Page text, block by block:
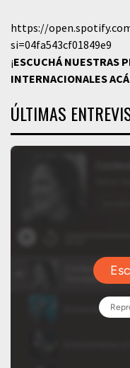
https://
si=04fa543cf01849e9
¡ESCUCHÁ NUESTRAS
INTERNACIONALESACÁ
ÚLTIMAS